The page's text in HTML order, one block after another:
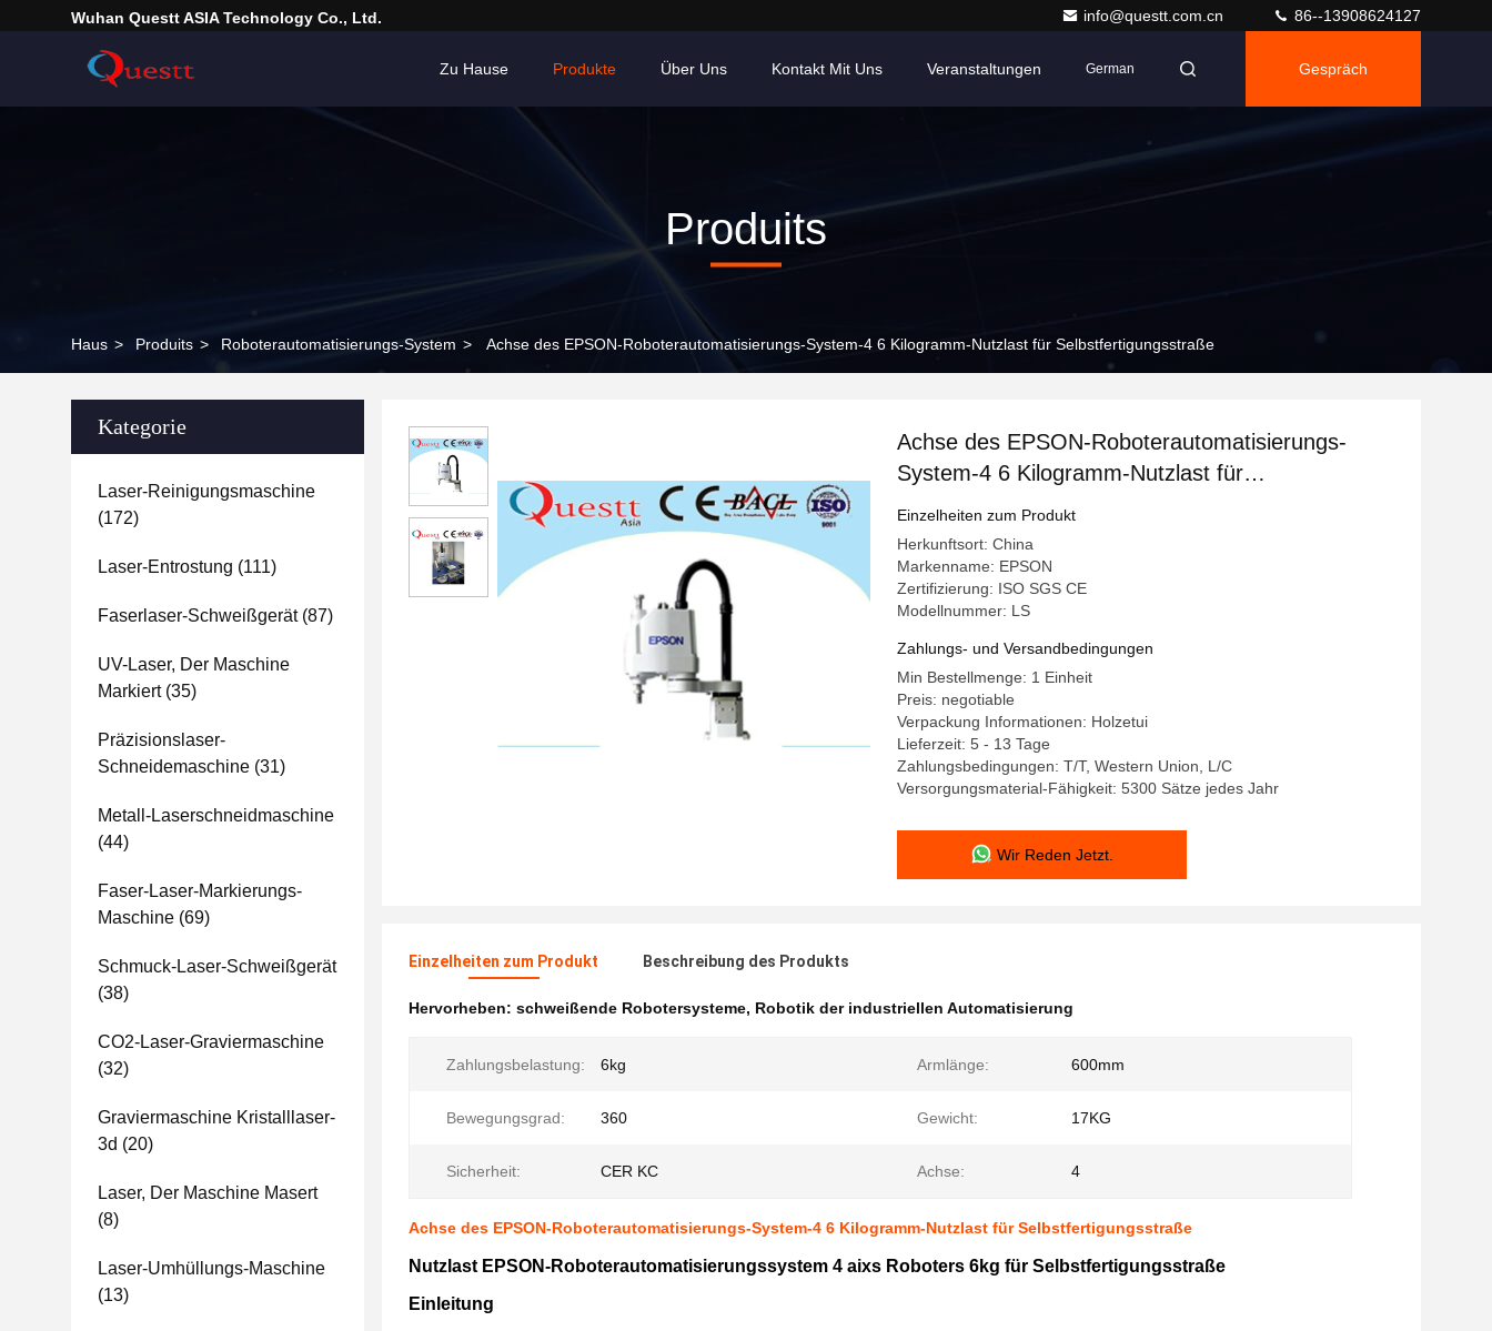
Wuhan Questt ASIA Technology Co., Ltd. info@questt.com.cn 86--13908624127
Zu Hause Produkte Über Uns Kontakt Mit Uns Veranstaltungen German Gespräch
Produits
Haus > Produits > Roboterautomatisierungs-System > Achse des EPSON-Roboterautomatisierungs-System-4 6 Kilogramm-Nutzlast für Selbstfertigungsstraße
Kategorie
Laser-Reinigungsmaschine
(172)
Laser-Entrostung (111)
Faserlaser-Schweißgerät(87)
UV-Laser, Der Maschine
Markiert(35)
Präzisionslaser-
Schneidemaschine (31)
Metall-Laserschneidmaschine
(44)
Faser-Laser-Markierungs-
Maschine (69)
Schmuck-Laser-Schweißgerät
(38)
CO2-Laser-Graviermaschine
(32)
Graviermaschine Kristalllaser-
3d (20)
Laser, Der Maschine Masert
(8)
Laser-Umhüllungs-Maschine
(13)
Achse des EPSON-Roboterautomatisierungs-
System-4 6 Kilogramm-Nutzlast für
Selbstfertigungsstraße
Einzelheiten zum Produkt
Herkunftsort: China
Markenname: EPSON
Zertifizierung: ISO SGS CE
Modellnummer: LS
Zahlungs- und Versandbedingungen
Min Bestellmenge: 1 Einheit
Preis: negotiable
Verpackung Informationen: Holzetui
Lieferzeit: 5 - 13 Tage
Zahlungsbedingungen: T/T, Western Union, L/C
Versorgungsmaterial-Fähigkeit: 5300 Sätze jedes Jahr
Wir Reden Jetzt.
Einzelheiten zum Produkt Beschreibung des Produkts
Hervorheben: schweißende Robotersysteme, Robotik der industriellen Automatisierung
Zahlungsbelastung: 6kg Armlänge: 600mm
Bewegungsgrad: 360 Gewicht: 17KG
Sicherheit: CER KC Achse: 4
Achse des EPSON-Roboterautomatisierungs-System-4 6 Kilogramm-Nutzlast für Selbstfertigungsstraße
Nutzlast EPSON-Roboterautomatisierungssystem 4 aixs Roboters 6kg für Selbstfertigungsstraße
Einleitung